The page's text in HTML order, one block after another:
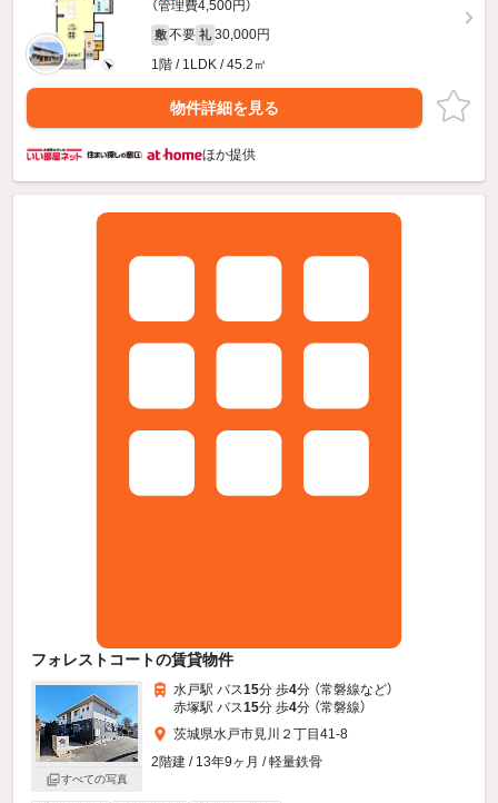
（管理費4,500円）
敷 不要 礼 30,000円
1階 / 1LDK / 45.2㎡
物件詳細を見る
ほか提供
フォレストコートの賃貸物件
すべての写真
水戸駅 バス15分 歩4分 （常磐線など）
赤塚駅 バス15分 歩4分 （常磐線）
茨城県水戸市見川２丁目41-8
2階建 / 13年9ヶ月 / 軽量鉄骨